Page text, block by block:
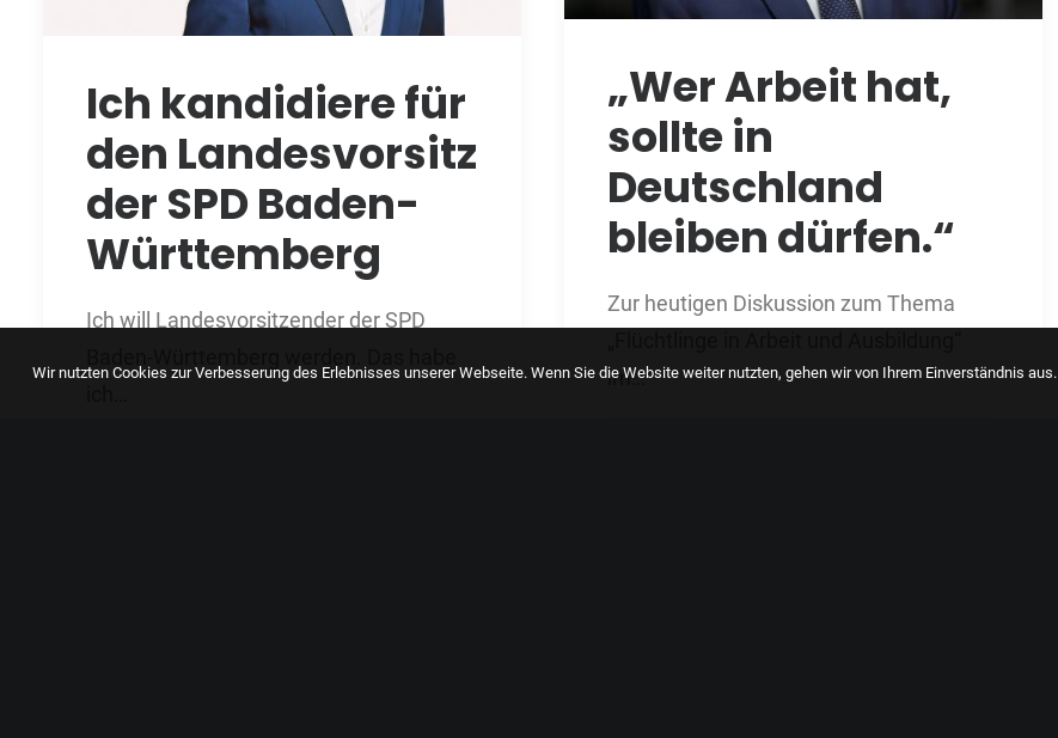
Ich kandidiere für
den Landesvorsitz
der SPD Baden-
Württemberg
Ich will Landesvorsitzender der SPD
„Wer Arbeit hat,
sollte in
Deutschland
bleiben dürfen.“
Zur heutigen Diskussion zum Thema
im…
Wir nutzten Cookies zur Verbesserung des Erlebnisses unserer Webseite. Wenn Sie die Website weiter nutzten, gehen wir von Ihrem Einverständnis aus.